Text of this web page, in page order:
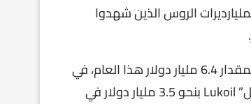
الروس الذين شهدوا
وتراجعت ثروة ليونيد ميكلسون، زميله المساهم في شركة “نوفاتيك”، بمقدار 6.4 مليار دولار هذا العام، في
حين انخفض صافي ثروة فاغيت أليكبيروف، رئيس مجلس إدارة “لوك أويل” Lukoil بنحو 3.5 مليار دولار في